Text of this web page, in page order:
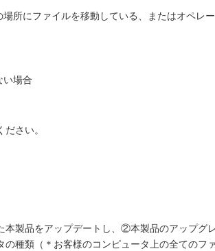
にファイルを移動している、またはオペレ
場合
さい。
製品をアップデートし、②本製品のアップグ
種類（＊お客様のコンピュータ上の全てのフ